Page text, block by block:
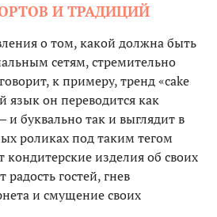
И ТРАДИЦИЙ
о том, какой должна быть
сетям, стремительно
к примеру, тренд «cake
язык он переводится как
и буквально так и выглядит в
роликах под таким тегом
изделия об своих
гостей, гнев
и смущение своих